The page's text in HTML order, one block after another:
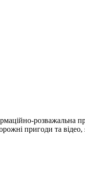
розважальна
пригоди та відео,